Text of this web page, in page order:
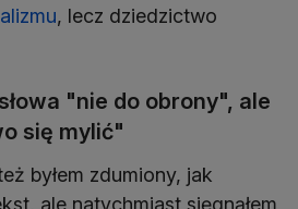
, lecz dziedzictwo
"nie do obrony", ale
się mylić"
byłem zdumiony, jak
ale natychmiast sięgnąłem